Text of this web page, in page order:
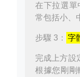
在下拉選單
常包括小、
步驟 3： 字
完成上方設
根據您剛剛